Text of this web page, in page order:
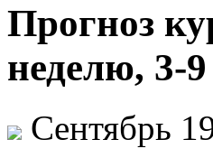
Прогноз
неделю, 3-
Сентябрь